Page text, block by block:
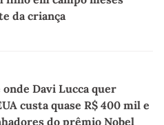
da criança
Davi Lucca quer
custa quase R$ 400 mil e
do prêmio Nobel